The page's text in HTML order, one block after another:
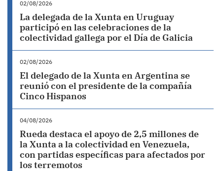
02/08/2026
La delegada de la Xunta en Uruguay
participó en las celebraciones de la
colectividad gallega por el Día de Galicia
02/08/2026
El delegado de la Xunta en Argentina se
reunió con el presidente de la compañía
Cinco Hispanos
04/08/2026
Rueda destaca el apoyo de 2,5 millones de
la Xunta a la colectividad en Venezuela,
con partidas específicas para afectados por
los terremotos